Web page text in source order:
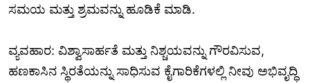
ಸಮಯ ಮತ್ತು ಶ್ರಮವನ್ನು ಹೂಡಿಕೆ ಮಾಡಿ.
ವ್ಯವಹಾರ: ವಿಶ್ವಾಸಾರ್ಹತೆ ಮತ್ತು ನಿಶ್ಚಯವನ್ನು ಗೌರವಿಸುವ,
ಹಣಕಾಸಿನ ಸ್ಥಿರತೆಯನ್ನು ಸಾಧಿಸುವ ಕೈಗಾರಿಕೆಗಳಲ್ಲಿ ನೀವು ಅಭಿವೃದ್ಧಿ